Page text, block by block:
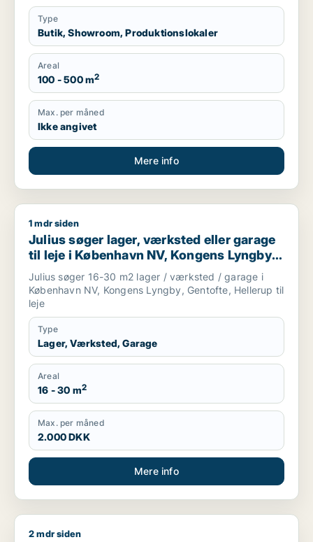
Type
Butik, Showroom, Produktionslokaler
Areal
100 - 500 m2
Max. per måned
Ikke angivet
Mere info
Julius søger lager, værksted eller garage til leje i
1 mdr siden
Julius søger lager, værksted eller garage
til leje i København NV, Kongens Lyngby
eller Gentofte m.fl.
Julius søger 16-30 m2 lager / værksted / garage i
København NV, Kongens Lyngby, Gentofte, Hellerup til
leje
Type
Lager, Værksted, Garage
Areal
16 - 30 m2
Max. per måned
2.000 DKK
Mere info
Bo søger lager, værksted, produktionslokaler eller garage
2 mdr siden